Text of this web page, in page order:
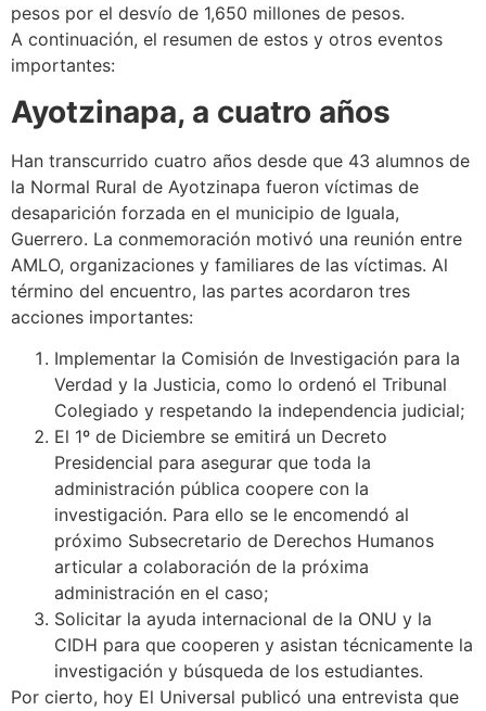
pesos por el desvío de 1,650 millones de pesos.
A continuación, el resumen de estos y otros eventos
importantes:
Ayotzinapa, a cuatro años
Han transcurrido cuatro años desde que 43 alumnos de
la Normal Rural de Ayotzinapa fueron víctimas de
desaparición forzada en el municipio de Iguala,
Guerrero. La conmemoración motivó una reunión entre
AMLO, organizaciones y familiares de las víctimas. Al
término del encuentro, las partes acordaron tres
acciones importantes:
Implementar la Comisión de Investigación para la
Verdad y la Justicia, como lo ordenó el Tribunal
Colegiado y respetando la independencia judicial;
El 1º de Diciembre se emitirá un Decreto
Presidencial para asegurar que toda la
administración pública coopere con la
investigación. Para ello se le encomendó al
próximo Subsecretario de Derechos Humanos
articular a colaboración de la próxima
administración en el caso;
Solicitar la ayuda internacional de la ONU y la
CIDH para que cooperen y asistan técnicamente la
investigación y búsqueda de los estudiantes.
Por cierto, hoy El Universal publicó una entrevista que